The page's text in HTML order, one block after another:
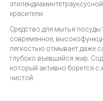
красители.
Средство для мытья
современное,
легкостью отмывает даже
глубоко въевшийся жир.
который активно борется с
чистой.